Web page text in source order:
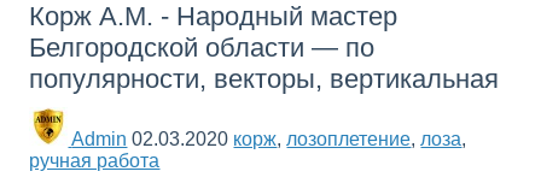
Корж А.М. - Народный мастер
Белгородской области — по
популярности, векторы, вертикальная
Admin 02.03.2020 корж, лозоплетение, лоза,
ручная работа